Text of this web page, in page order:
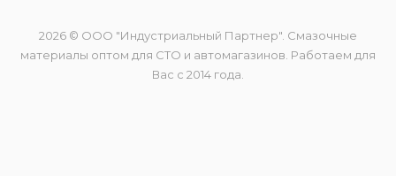
2026 © ООО "Индустриальный Партнер". Смазочные
материалы оптом для СТО и автомагазинов. Работаем для
Вас с 2014 года.